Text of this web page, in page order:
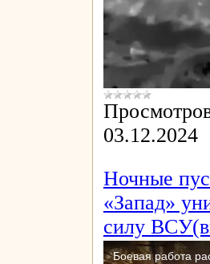
03.12.2024
Ночные
«Запад»
силу